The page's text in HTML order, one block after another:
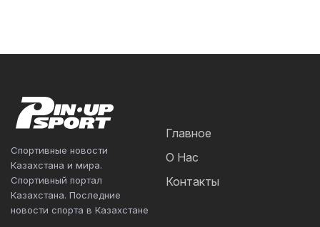
Спортивные новости
Казахстана и мира.
Спортивный портал
Казахстана. Последние
новости спорта в Казахстане
Главное
О Нас
Контакты